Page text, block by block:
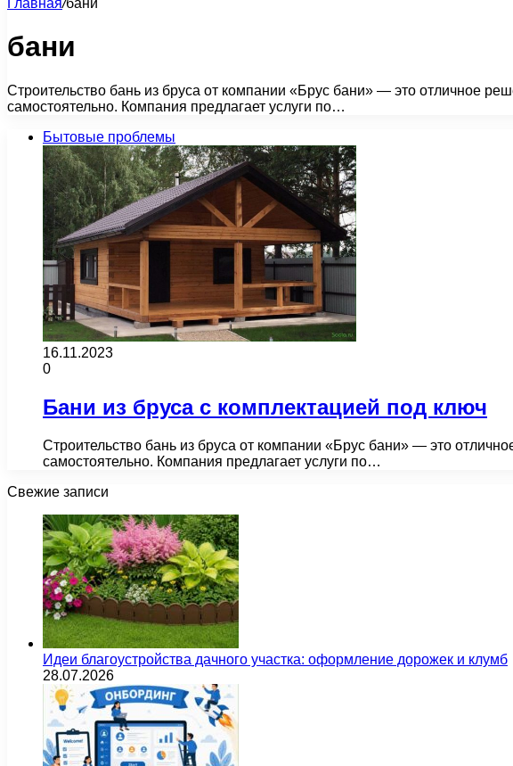
Главная/бани
бани
Строительство бань из бруса от компании «Брус бани» — это отличное
самостоятельно. Компания предлагает услуги по…
Бытовые проблемы
16.11.2023
0
Бани из бруса с комплектацией под ключ
Строительство бань из бруса от компании «Брус бани» — это
самостоятельно. Компания предлагает услуги по…
Свежие записи
Идеи благоустройства дачного участка: оформление дорожек и клумб
28.07.2026